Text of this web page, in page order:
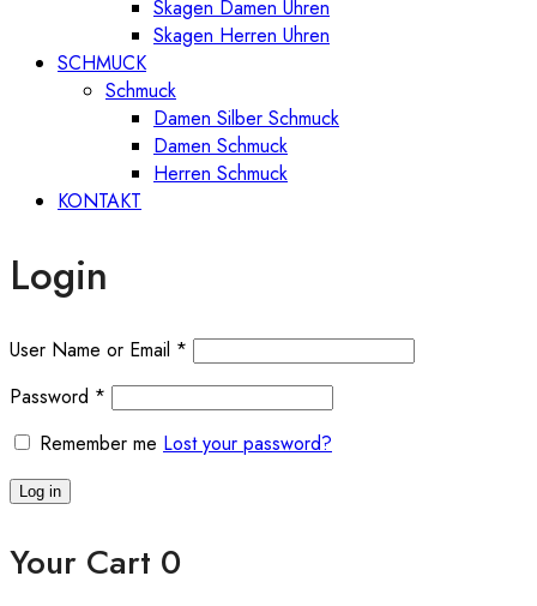
Skagen Damen Uhren
Skagen Herren Uhren
SCHMUCK
Schmuck
Damen Silber Schmuck
Damen Schmuck
Herren Schmuck
KONTAKT
Login
User Name or Email *
Password *
Remember me Lost your password?
Log in
Your Cart 0